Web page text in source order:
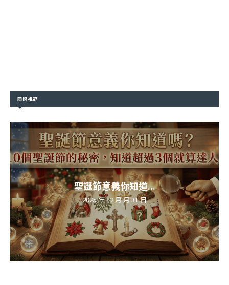
國際視野
聖誕節意義你知道...
2025 年 12 月 月 31 日